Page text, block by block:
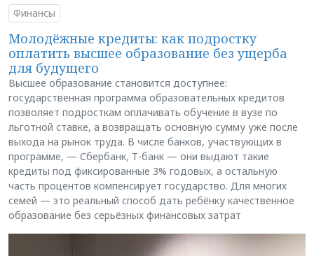
Финансы
Молодёжные кредиты: как подростку
оплатить высшее образование без ущерба
для будущего
Высшее образование становится доступнее:
государственная программа образовательных кредитов
позволяет подросткам оплачивать обучение в вузе по
льготной ставке, а возвращать основную сумму уже после
выхода на рынок труда. В числе банков, участвующих в
программе, — Сбербанк, Т-банк — они выдают такие
кредиты под фиксированные 3% годовых, а остальную
часть процентов компенсирует государство. Для многих
семей — это реальный способ дать ребёнку качественное
образование без серьёзных финансовых затрат